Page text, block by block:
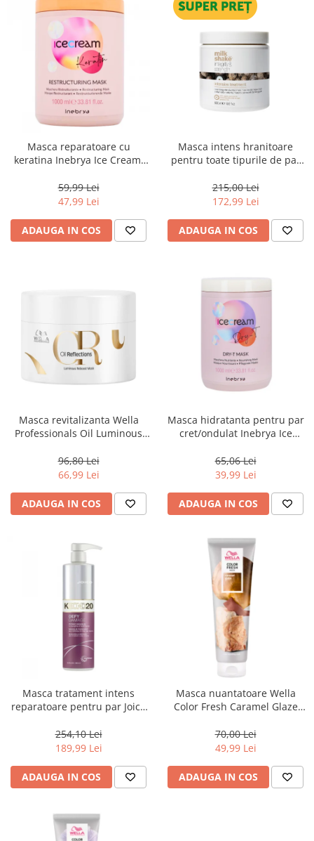
Masca reparatoare cu
keratina Inebrya Ice Cream,
59,99 Lei
47,99 Lei
ADAUGA IN COS
Masca intens hranitoare
pentru toate tipurile de par
Strength Intensive Treatment,
500 ml
215,00 Lei
172,99 Lei
ADAUGA IN COS
Masca revitalizanta Wella
Professionals Oil Luminous
96,80 Lei
66,99 Lei
ADAUGA IN COS
Masca hidratanta pentru par
cret/ondulat Inebrya Ice
65,06 Lei
39,99 Lei
ADAUGA IN COS
Masca tratament intens
reparatoare pentru par Joico
Mask, 500 ml
254,10 Lei
189,99 Lei
ADAUGA IN COS
Masca nuantatoare Wella
Color Fresh Caramel Glaze
70,00 Lei
49,99 Lei
ADAUGA IN COS